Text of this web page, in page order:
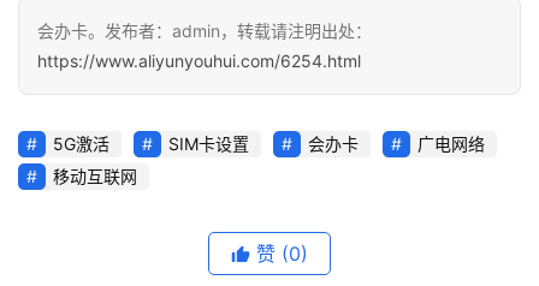
会办卡。发布者：admin，转载请注明出处：
https://www.aliyunyouhui.com/6254.html
5G激活 SIM卡设置 会办卡
广电网络
移动互联网
赞 (0)